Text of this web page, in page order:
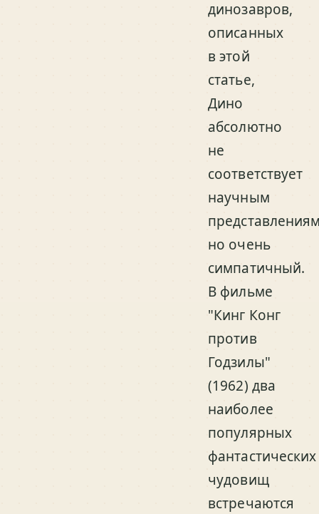
динозавров,
описанных
в этой
статье,
Дино
абсолютно
не
соответствует
научным
но очень
симпатичный.
В фильме
"Кинг Конг
против
Годзилы"
(1962) два
наиболее
популярных
фантастических
чудовищ
встречаются